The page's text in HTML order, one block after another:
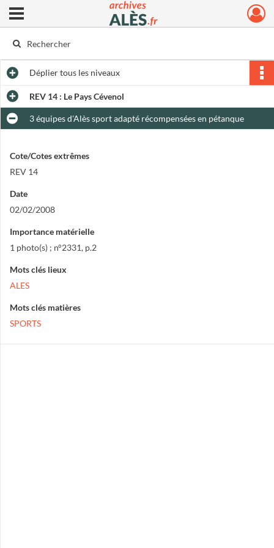
Archives municipales d'Alès
Ouvrir le menu déroulant
Dépliertous les niveaux
REV 14 : Le Pays Cévenol
3 équipes d'Alès sport adapté récompensées en pétanque
Cote/Cotes extrêmes
REV 14
Date
02/02/2008
Importance matérielle
1 photo(s) ; n°2331, p.2
Mots clés lieux
ALES
Mots clés matières
SPORTS